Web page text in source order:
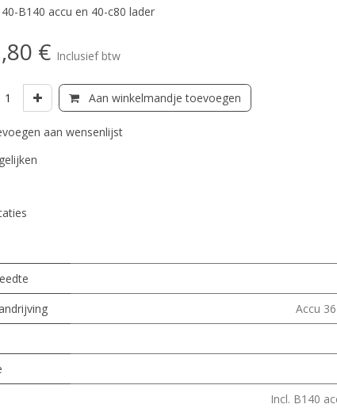
40-B140 accu en 40-c80 lader
€ Inclusief btw
Aan winkelmandje toevoegen
aan wensenlijst
Accu
Incl. B140